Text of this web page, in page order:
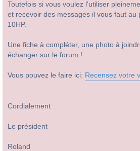
Toutefois si vous voulez l'utiliser
et recevoir des messages il vous faut au
10HP.
Une fiche à compléter, une photo à
échanger sur le forum !
Vous pouvez le faire ici: Recensez votre
Cordialement
Le président
Roland